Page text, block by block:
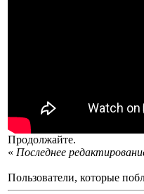
Продолжайте.
« Последнее
Пользователи, которые